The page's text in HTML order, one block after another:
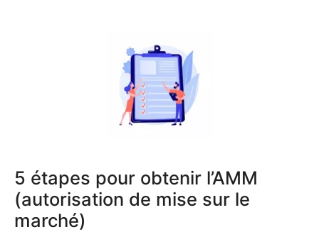
5 étapes pour obtenir l’AMM
(autorisation de mise sur le
marché)